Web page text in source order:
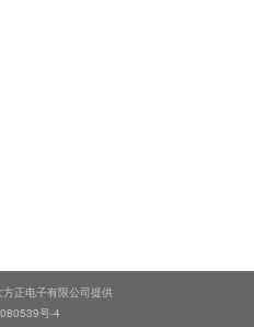
正电子有限公司提供
号-4